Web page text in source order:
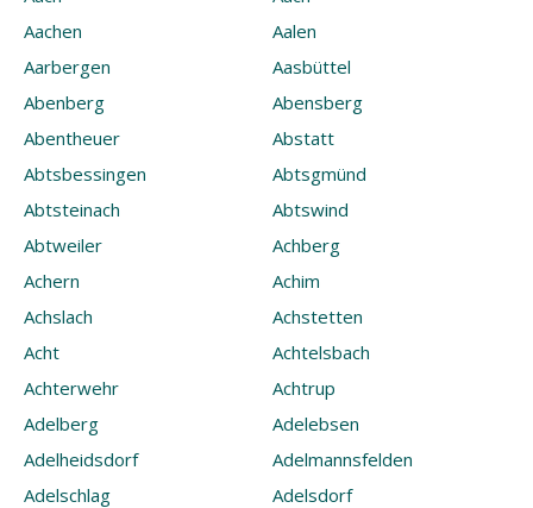
Aachen
Aalen
Aarbergen
Aasbüttel
Abenberg
Abensberg
Abentheuer
Abstatt
Abtsbessingen
Abtsgmünd
Abtsteinach
Abtswind
Abtweiler
Achberg
Achern
Achim
Achslach
Achstetten
Acht
Achtelsbach
Achterwehr
Achtrup
Adelberg
Adelebsen
Adelheidsdorf
Adelmannsfelden
Adelschlag
Adelsdorf